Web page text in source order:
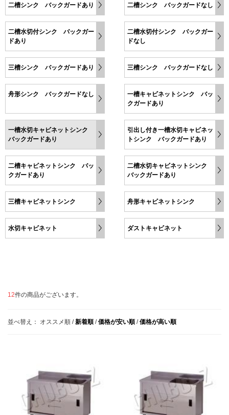
二槽シンク バックガードあり 二槽シンク バックガードなし
二槽水切付シンク バックガー
ドあり
二槽水切付シンク バックガー
ドなし
三槽シンク バックガードあり 三槽シンク バックガードなし
舟形シンク バックガードなし
一槽キャビネットシンク バッ
クガードあり
一槽水切キャビネットシンク
バックガードあり
引出し付き一槽水切キャビネッ
トシンク バックガードあり
二槽キャビネットシンク バッ
クガードあり
二槽水切キャビネットシンク
バックガードあり
三槽キャビネットシンク 舟形キャビネットシンク
水切キャビネット ダストキャビネット
12件の商品がございます。
並べ替え： オススメ順 /新着順 /価格が安い順 /価格が高い順